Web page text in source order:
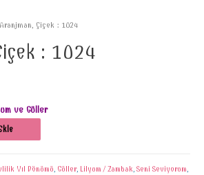
Çiçek : 1024
: 1024
ve Güller
Yıl Dönümü, Güller, Lilyum / Zambak, Seni Seviyorum,